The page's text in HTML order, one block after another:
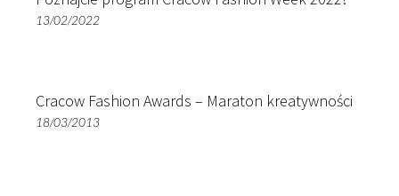
13/02/2022
Cracow Fashion Awards – Maraton kreatywności
18/03/2013